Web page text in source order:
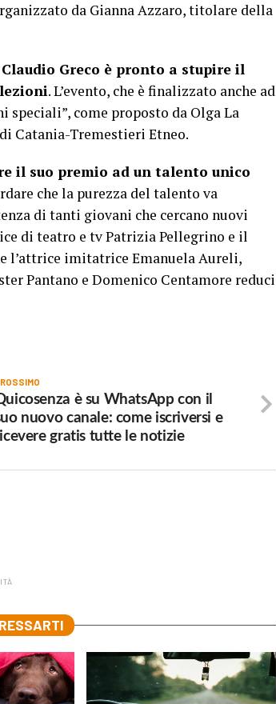
da Gianna Azzaro, titolare della
Claudio Greco è pronto a stupire il
. L’evento, che è finalizzato anche ad
speciali”, come proposto da Olga La
Catania-Tremestieri Etneo.
il suo premio ad un talento unico
che la purezza del talento va
di tanti giovani che cercano nuovi
di teatro e tv Patrizia Pellegrino e il
l’attrice imitatrice Emanuela Aureli,
Pantano e Domenico Centamore reduci
è su WhatsApp con il
nuovo canale: come iscriversi e
gratis tutte le notizie